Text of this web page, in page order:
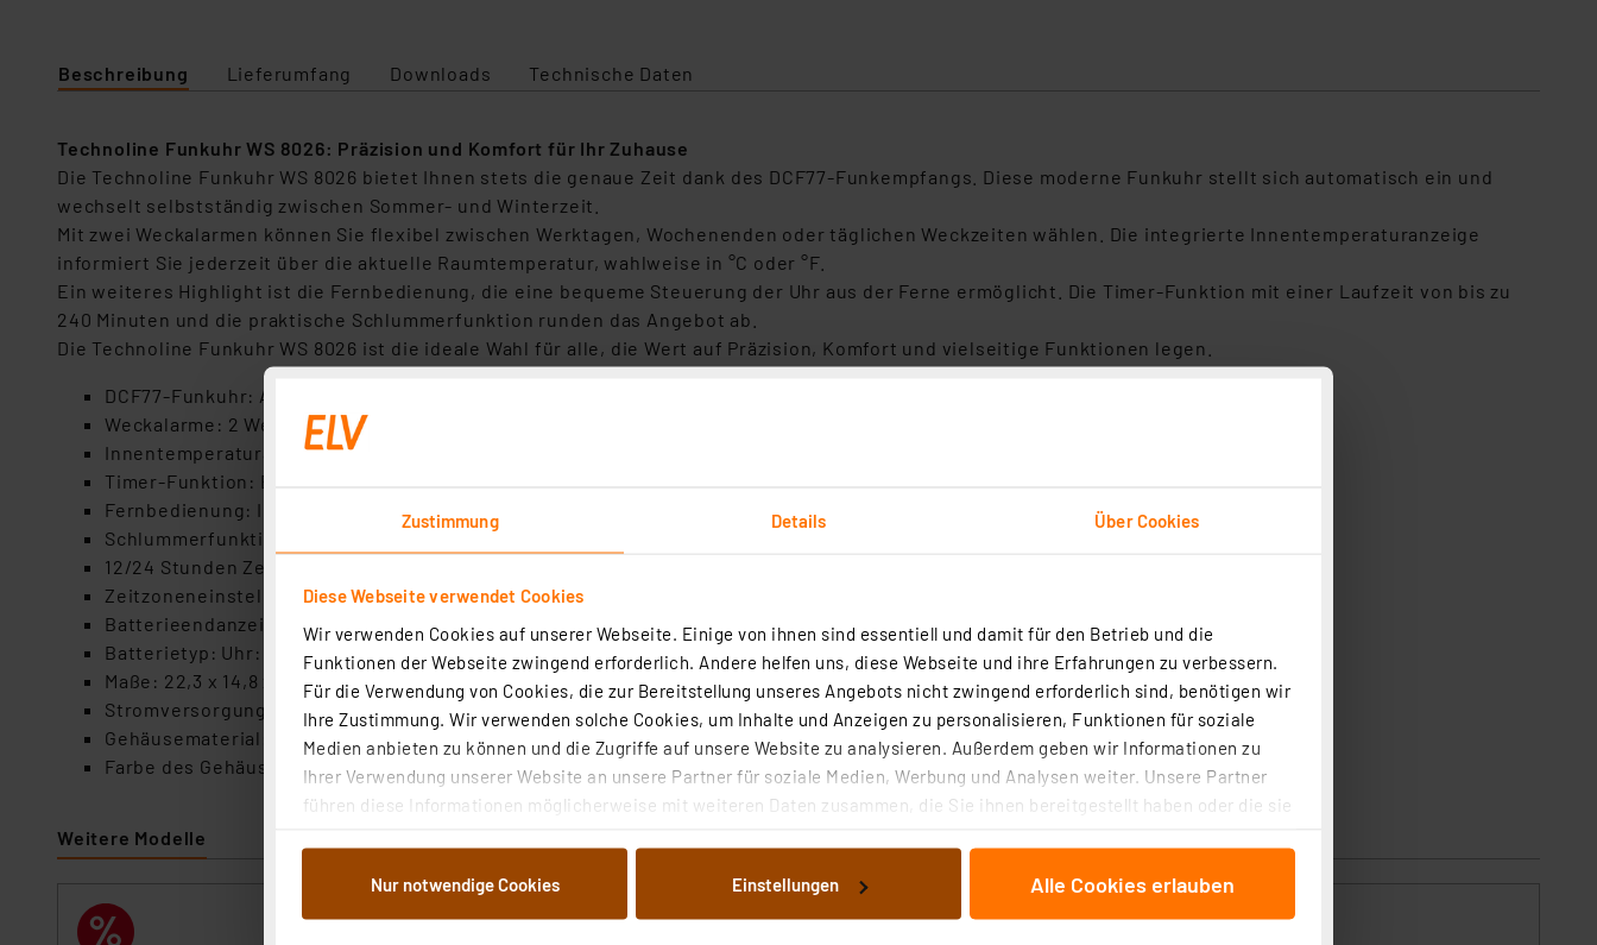
Zustimmung Details Über Cookies
Diese Webseite verwendet Cookies
Wir verwenden Cookies auf unserer Webseite. Einige von ihnen sind essentiell und damit für den Betrieb und die
Funktionen der Webseite zwingend erforderlich. Andere helfen uns, diese Webseite und ihre Erfahrungen zu verbessern.
Für die Verwendung von Cookies, die zur Bereitstellung unseres Angebots nicht zwingend erforderlich sind, benötigen wir
Ihre Zustimmung. Wir verwenden solche Cookies, um Inhalte und Anzeigen zu personalisieren, Funktionen für soziale
Medien anbieten zu können und die Zugriffe auf unsere Website zu analysieren. Außerdem geben wir Informationen zu
Ihrer Verwendung unserer Website an unsere Partner für soziale Medien, Werbung und Analysen weiter. Unsere Partner
führen diese Informationen möglicherweise mit weiteren Daten zusammen, die Sie ihnen bereitgestellt haben oder die sie
Weiterverarbeitung für die nachfolgend dargestellten bzw. die von Ihnen ausgewählten Verarbeitungszwecke (Art. 6
Abs.1a DSG-VO) zu. Eine detaillierte Auflistung der einzelnen Cookies nach Zweck und Anbieter ist durch Klick auf den
Nur notwendige Cookies Einstellungen Alle Cookies erlauben
Beschreibung Lieferumfang Downloads Technische Daten
Technoline Funkuhr WS 8026: Präzision und Komfort für Ihr Zuhause
Die Technoline Funkuhr WS 8026 bietet Ihnen stets die genaue Zeit dank des DCF77-Funkempfangs. Diese moderne Funkuhr stellt sich automatisch ein und
wechselt selbstständig zwischen Sommer- und Winterzeit.
Mit zwei Weckalarmen können Sie flexibel zwischen Werktagen, Wochenenden oder täglichen Weckzeiten wählen. Die integrierte Innentemperaturanzeige
informiert Sie jederzeit über die aktuelle Raumtemperatur, wahlweise in °C oder °F.
Ein weiteres Highlight ist die Fernbedienung, die eine bequeme Steuerung der Uhr aus der Ferne ermöglicht. Die Timer-Funktion mit einer Laufzeit von bis zu
240 Minuten und die praktische Schlummerfunktion runden das Angebot ab.
Die Technoline Funkuhr WS 8026 ist die ideale Wahl für alle, die Wert auf Präzision, Komfort und vielseitige Funktionen legen.
DCF77-Funkuhr: Automatische Zeiteinstellung und Umstellung zwischen Sommer- und Winterzeit
Weckalarme: 2 Weckalarme, Einstellbar für Werktage, Wochenenden oder täglich
Innentemperaturanzeige: Messung in °C oder °F
Timer-Funktion: Bis zu 240 Minuten
Fernbedienung: Inklusive für einfache Bedienung
Schlummerfunktion: Dauer von 8 Minuten
12/24 Stunden Zeitanzeige: Wählbar nach Präferenz
Zeitzoneneinstellung: +/- 12 Stunden
Batterieendanzeige: Zeigt an, wenn die Batterien gewechselt werden müssen
Batterietyp: Uhr: AAA/Micro, Fernbedienung: CR2032
Maße: 22,3 x 14,8 x 1,7 cm (B x H x T)
Stromversorgung: Batterie
Gehäusematerial: Kunststoff
Farbe des Gehäuses: Silber
Weitere Modelle
technoline Quarzwecker WT 458 mit 3 Uhrzeiten